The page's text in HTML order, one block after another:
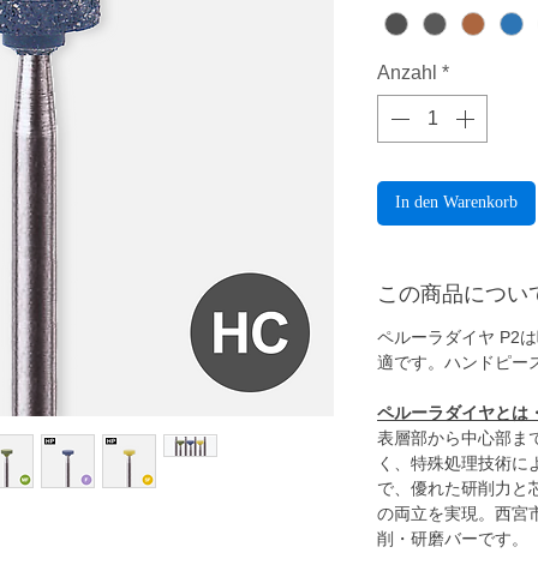
Anzahl *
In den Warenkorb
この商品につい
ペルーラダイヤ P2
適です。ハンドピー
ペルーラダイヤとは
表層部から中心部ま
く、特殊処理技術に
で、優れた研削力と
の両立を実現。西宮
削・研磨バーです。